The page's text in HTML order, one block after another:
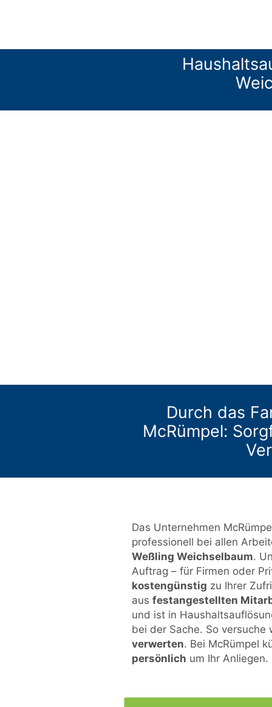
Durch das
McRümpel:
Das Unternehmen
professionell bei allen
Weßling Weichselbaum.
Auftrag – für Firmen oder
kostengünstig zu Ihrer
aus festangestellten
und ist in
bei der Sache. So versuche
verwerten. Bei McRümpel
persönlich um Ihr Anliegen.